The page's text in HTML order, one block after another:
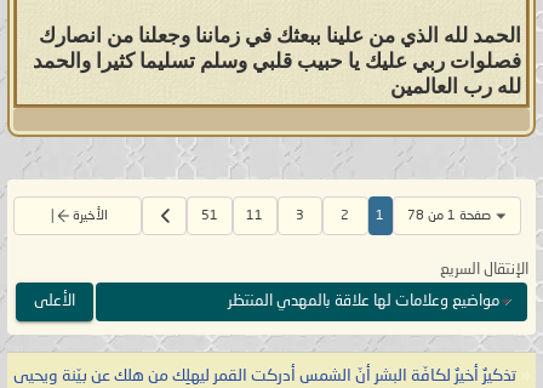
الحمد لله الذي من علينا ببعثك في زماننا وجعلنا من انصارك
فصلوات ربي عليك يا حبيب قلبي وسلم تسليما كثيرا والحمد
لله رب العالمين
صفحة 1 من 78 1
2
3
11
51 الأخيرة
الإنتقال السريع
مواضيع وعلامات لها علاقة بالمهدي المنتظر
الأعلى
« تذكيرٌ أخيرٌ لكافّة البشر أنّ الشمس أدركت القمر ليهلِك من هلك عن بيّنة ويحيى